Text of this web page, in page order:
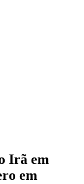
Irã em
em